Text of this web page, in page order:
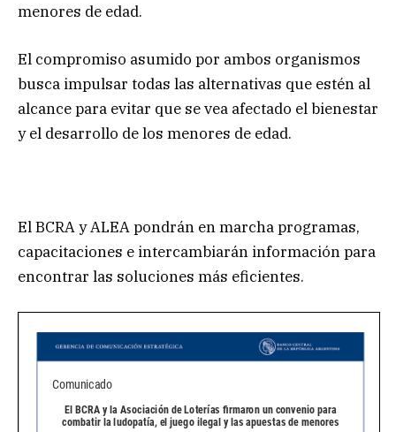
menores de edad.
El compromiso asumido por ambos organismos
busca impulsar todas las alternativas que estén al
alcance para evitar que se vea afectado el bienestar
y el desarrollo de los menores de edad.
El BCRA y ALEA pondrán en marcha programas,
capacitaciones e intercambiarán información para
encontrar las soluciones más eficientes.